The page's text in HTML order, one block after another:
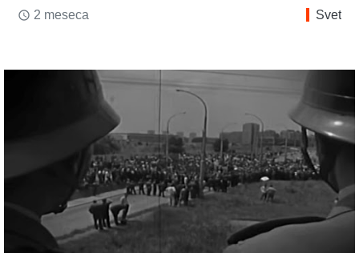
access_time 2 meseca Svet